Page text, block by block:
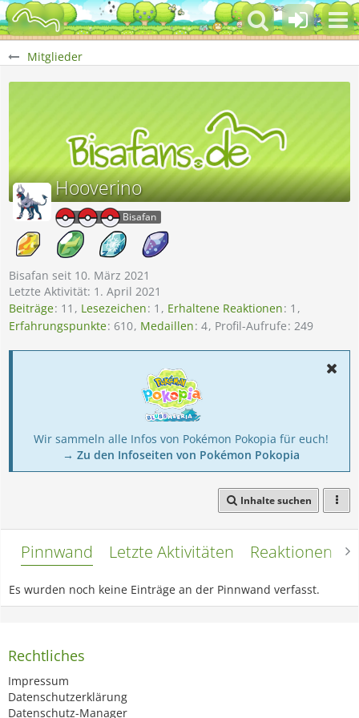
Mitglieder
Hooverino
Bisafan
Bisafan seit 10. März 2021
Letzte Aktivität: 1. April 2021
Beiträge 11 Lesezeichen 1 Erhaltene Reaktionen 1
Erfahrungspunkte 610 Medaillen 4 Profil-Aufrufe 249
Wir sammeln alle Infos von Pokémon Pokopia für euch!
→ Zu den Infoseiten von Pokémon Pokopia
Inhalte suchen
Pinnwand Letzte Aktivitäten Reaktionen
Es wurden noch keine Einträge an der Pinnwand verfasst.
Rechtliches
Impressum
Datenschutzerklärung
Datenschutz-Manager